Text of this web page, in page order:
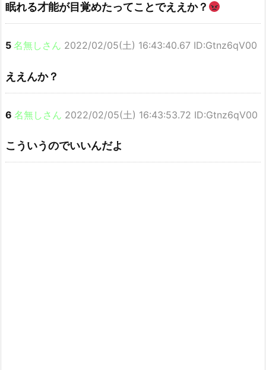
眠れる才能が目覚めたってことでええか？
5 名無しさん 2022/02/05(土) 16:43:40.67 ID:Gtnz6qV00
ええんか？
6 名無しさん 2022/02/05(土) 16:43:53.72 ID:Gtnz6qV00
こういうのでいいんだよ